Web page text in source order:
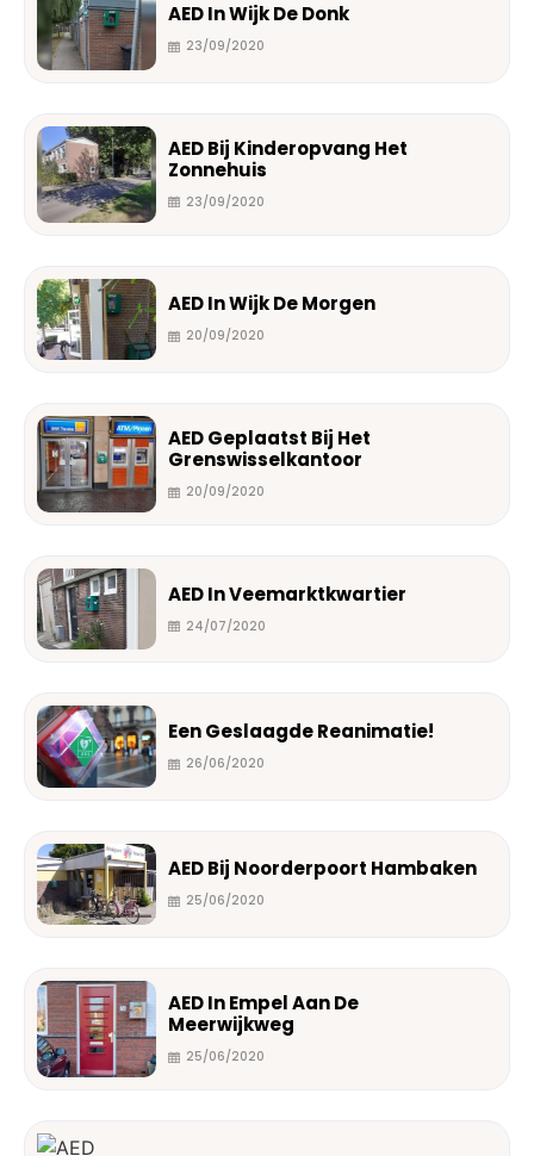
AED In Wijk De Donk
23/09/2020
AED Bij Kinderopvang Het
Zonnehuis
23/09/2020
AED In Wijk De Morgen
20/09/2020
AED Geplaatst Bij Het
Grenswisselkantoor
20/09/2020
AED In Veemarktkwartier
24/07/2020
Een Geslaagde Reanimatie!
26/06/2020
AED Bij Noorderpoort Hambaken
25/06/2020
AED In Empel Aan De
Meerwijkweg
25/06/2020